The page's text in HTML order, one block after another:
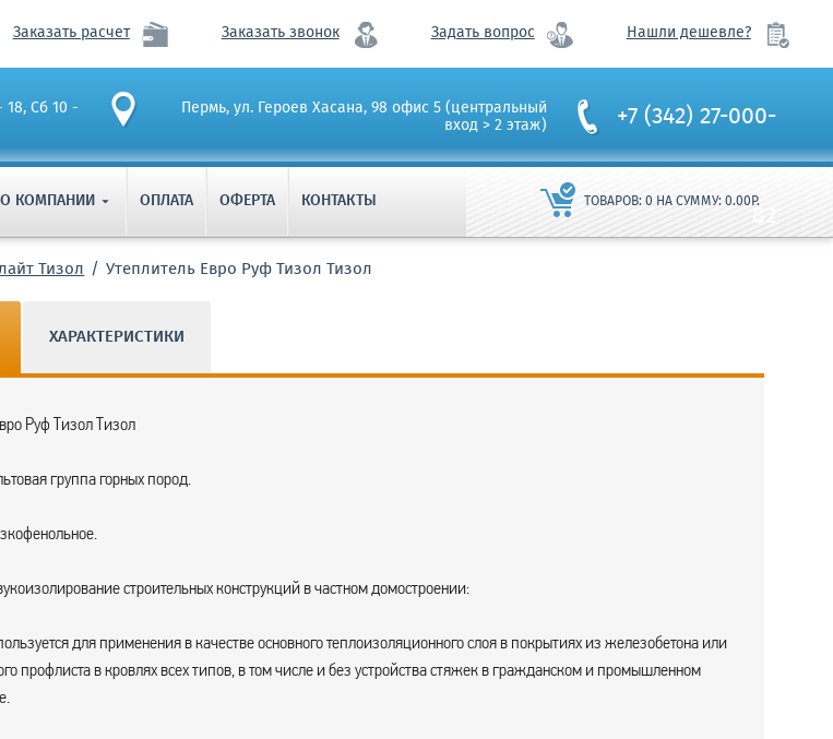
Заказать расчет Заказать звонок Задать вопрос Нашли дешевле?
Сб 10 - Пермь, ул. Героев Хасана, 98 офис 5 (центральный
вход > 2 этаж) +7 (342) 27-000-
82
О КОМПАНИИ  ОПЛАТА ОФЕРТА КОНТАКТЫ ТОВАРОВ:0 НА СУММУ:0.00Р.
Тизол Утеплитель Евро Руф Тизол Тизол
ХАРАКТЕРИСТИКИ
Руф Тизол Тизол
группа горных пород.
строительных конструкций в частном домостроении:
для применения в качестве основного теплоизоляционного слоя в покрытиях из железобетона или
профлиста в кровлях всех типов, в том числе и без устройства стяжек в гражданском и промышленном